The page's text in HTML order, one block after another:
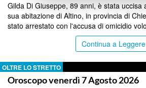
Gilda Di Giuseppe, 89 anni, è stata uccisa
sua abitazione di Altino, in provincia di
stato arrestato con l'accusa di omicidio
Continua a Leggere
OLTRE LO STRETTO
Oroscopo venerdì 7 Agosto 2026